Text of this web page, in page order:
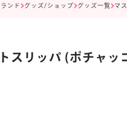
フロ
ンド グッズ/ショップ グッズ一覧
スリッパ (ポチャッ